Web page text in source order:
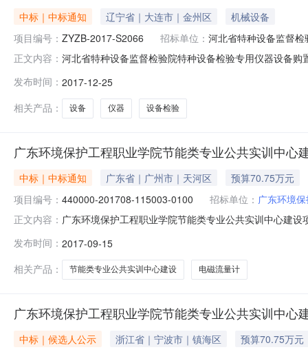
中标｜中标通知 辽宁省｜大连市｜金州区
机械设备
项目编号： ZYZB-2017-S2066 招标单位： 河北省特种设备监督检
正文内容： 河北省特种设备监督检验院特种设备检验专用仪器设备
宁宁电话：18032188323采购代理机构全称：河北中原
0311-8366
发布时间： 2017-12-25
相关产品：
设备 仪器 设备检验
广东环境保护工程职业学院节能类专业公共实训中心
中标｜中标通知 广东省｜广州市｜天河区
预算70.75万元
项目编号： 440000-201708-115003-0100 招标单位： 广东环境
正文内容： 广东环境保护工程职业学院节能类专业公共实训中心建
公告正文项目联系电话详见公告正文采购单位广东环境
代理机构地址详见公告正文代理机构联
发布时间： 2017-09-15
相关产品：
节能类专业公共实训中心建设 电磁流量计
广东环境保护工程职业学院节能类专业公共实训中心
中标｜候选人公示 浙江省｜宁波市｜镇海区
预算70.75万元